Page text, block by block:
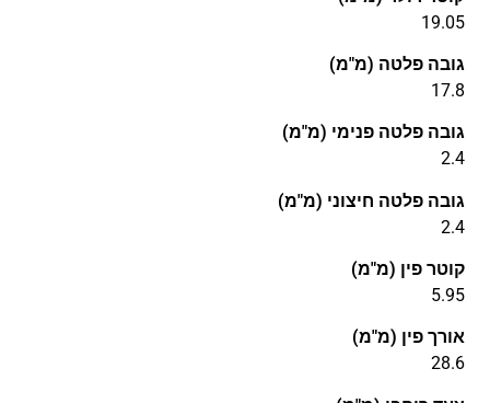
19.05
גובה פלטה (מ"מ)
17.8
גובה פלטה פנימי (מ"מ)
2.4
גובה פלטה חיצוני (מ"מ)
2.4
קוטר פין (מ"מ)
5.95
אורך פין (מ"מ)
28.6